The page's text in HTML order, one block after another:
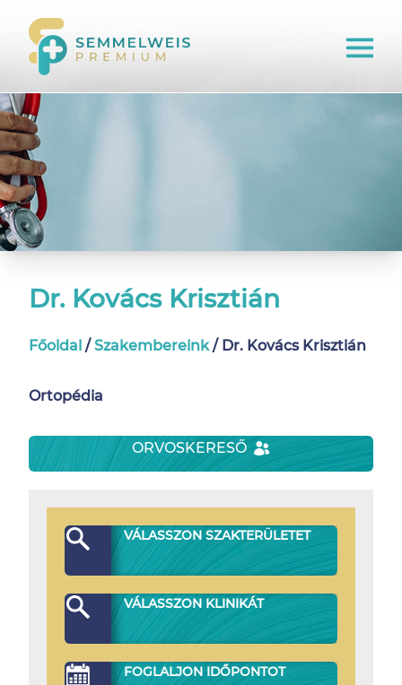
Dr. Kovács Krisztián
Főoldal / Szakembereink /Dr. Kovács Krisztián
Ortopédia
ORVOSKERESŐ
VÁLASSZON SZAKTERÜLETET
VÁLASSZON KLINIKÁT
FOGLALJON IDŐPONTOT